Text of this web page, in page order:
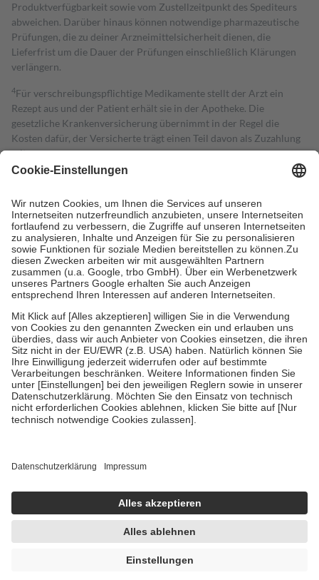
Produktverfügbarkeit sowie vom Zustellzeitpunkt des Spediteurs
abweichen. Darüber hinaus können notwendige pharmazeutische
Prüfungen, die zu deiner Arzneimittelsicherheit dienen, die
Lieferfrist um die Dauer der Prüfungen einschließlich Klärungen
verlängern.
4Für verschreibungspflichtige Medikamente stellt der Arzt ein
Rezept aus und der Patient erhält sie in der Apotheke. Die
gesetzliche Krankenversicherung übernimmt in der Regel die
Kosten dafür, der Versicherte trägt einen Teil davon als Zuzahlung
mit.
Grundsätzlich leisten Mitglieder Zuzahlungen in Höhe von zehn
höchstens zehn Euro.
Es sind jedoch nie mehr als die tatsächlichen
Kosten der Leistung zu entrichten.
Diese Regeln gelten grundsätzlich auch für Online-Apotheken.
Bei Heilmitteln und häuslicher Krankenpflege beträgt die
Zuzahlung zehn Prozent der Kosten sowie zehn Euro je
Verordnung.
Um das Engagement der Versicherten für ihre eigene Gesundheit zu
stärken und die besondere Stellung der Familie zu unterstützen,
fallenkeine Zuzahlungenan bei:
• Kindern und Jugendlichen bis zum vollendeten 18. Lebensjahr
mit Ausnahme der Fahrkosten
• Untersuchungen zur Vorsorge und Früherkennung, die von der
GKV getragen werden
• empfohlenen Schutzimpfungen
• Harn- und Blutteststreifen
getroffen, um sicherzustellen, dass es sich um echte Bewertungen
https://help.etrusted.com/hc/de/articles/4419944605341
Einige Bilder und Inhalte wurden unter Zuhilfenahme künstlicher